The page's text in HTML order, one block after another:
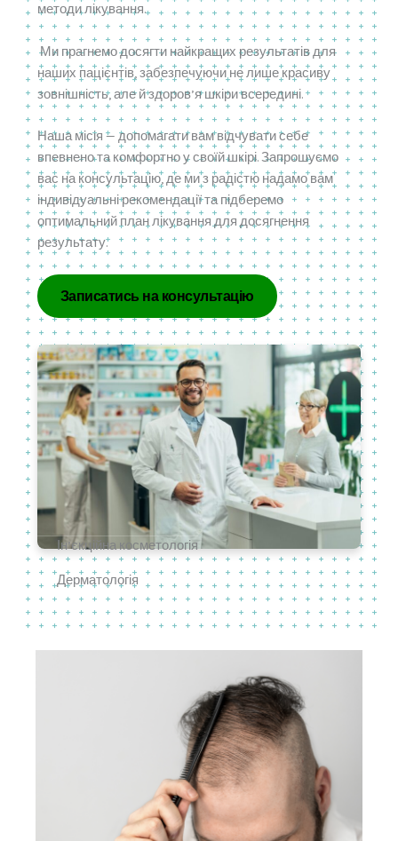
Ін’єкційна косметологія
Дерматологія
методи лікування.
Ми прагнемо досягти найкращих результатів для
наших пацієнтів, забезпечуючи не лише красиву
зовнішність, але й здоров’я шкіри всередині.
Наша місія — допомагати вам відчувати себе
впевнено та комфортно у своїй шкірі. Запрошуємо
вас на консультацію, де ми з радістю надамо вам
індивідуальні рекомендації та підберемо
оптимальний план лікування для досягнення
результату.
Записатись на консультацію